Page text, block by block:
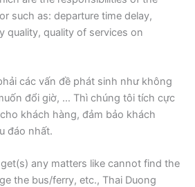
such as: departure time delay,
quality, quality of services on
các vấn đề phát sinh như không
đổi giờ, … Thì chúng tôi tích cực
khách hàng, đảm bảo khách
đáo nhất.
any matters like cannot find the
the bus/ferry, etc., Thai Duong